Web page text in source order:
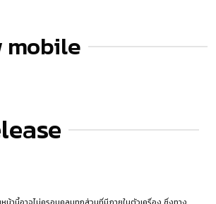
mobile
น้านี้อาจไม่ครอบคลุมทุกส่วนที่มีภายในตัวเครื่อง ซึ่งทาง